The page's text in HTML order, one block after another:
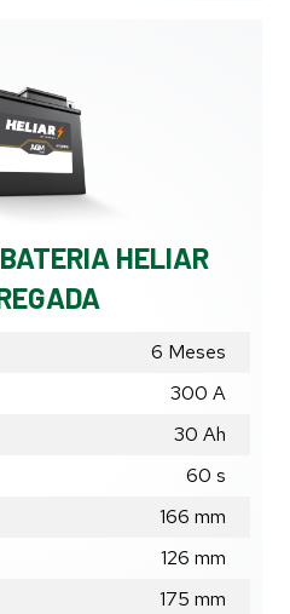
MOTO
SECO
CARREGADA
HELIAR
6 Meses
300 A
30 Ah
60 s
166 mm
126 mm
175 mm